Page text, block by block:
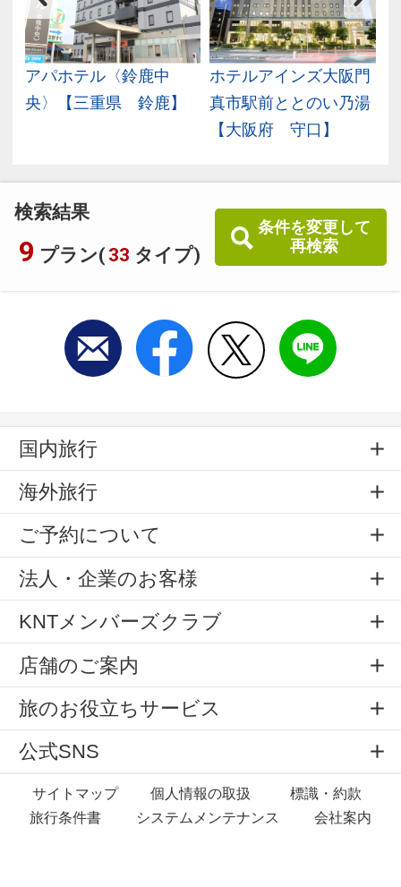
検索結果
9 プラン( 33 タイプ)
条件を変更して
再検索
アパホテル〈鈴鹿中
央〉【三重県 鈴鹿】
ホテルアインズ大阪門
真市駅前ととのい乃湯
【大阪府 守口】
国内旅行
海外旅行
ご予約について
法人・企業のお客様
KNTメンバーズクラブ
店舗のご案内
旅のお役立ちサービス
公式SNS
サイトマップ 個人情報の取扱
標識・約款
旅行条件書
システムメンテナンス 会社案内